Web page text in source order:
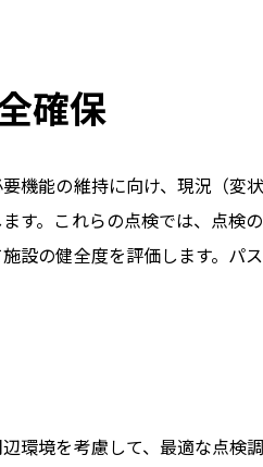
確保
機能の維持に向け、現況（変
す。これらの点検では、点
設の健全度を評価します。パ
環境を考慮して、最適な点検